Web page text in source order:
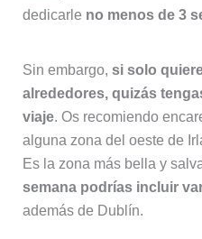
dedicarle no menos de 3
Sin embargo, si solo
alrededores, quizás
viaje. Os recomiendo
alguna zona del oeste de
Es la zona más bella y
semana podrías incluir
además de Dublín.